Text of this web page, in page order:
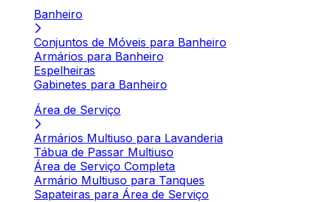
Banheiro
Conjuntos de Móveis para Banheiro
Armários para Banheiro
Espelheiras
Gabinetes para Banheiro
Área de Serviço
Armários Multiuso para Lavanderia
Tábua de Passar Multiuso
Área de Serviço Completa
Armário Multiuso para Tanques
Sapateiras para Área de Serviço